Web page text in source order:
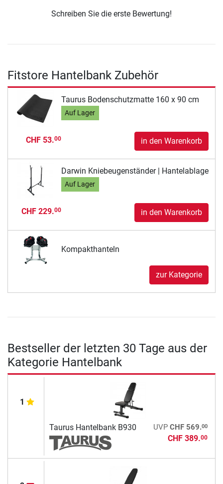
Schreiben Sie die erste Bewertung!
Fitstore Hantelbank Zubehör
Taurus Bodenschutzmatte 160 x 90 cm
Auf Lager
CHF 53.00 in den Warenkorb
Darwin Kniebeugenständer | Hantelablage
Auf Lager
CHF 229.00 in den Warenkorb
Kompakthanteln
zur Kategorie
Bestseller der letzten 30 Tage aus der
Kategorie Hantelbank
1
Taurus Hantelbank B930 UVP CHF 569.00
CHF 389.00